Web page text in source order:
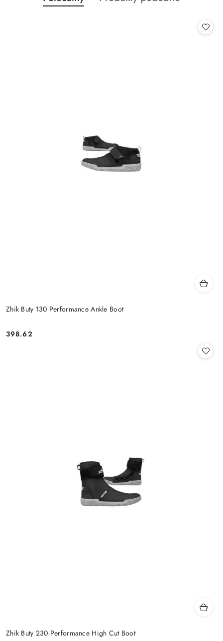
o
Zhik Buty 130 Performance Ankle Boot
Cena:
398.62
Zhik Buty 230 Performance High Cut Boot